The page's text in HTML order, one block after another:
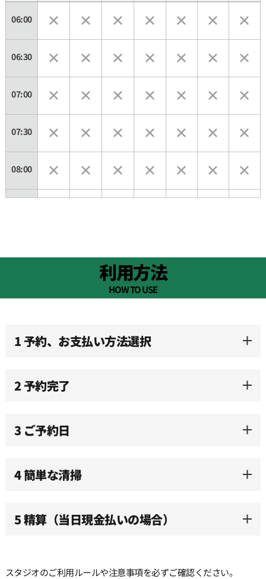
06:00
06:30
07:00
07:30
08:00
11:00
11:30
12:00
利用方法
HOW TO USE
1 予約、お支払い方法選択
2 予約完了
3 ご予約日
4 簡単な清掃
5 精算（当日現金払いの場合）
スタジオのご利用ルールや注意事項を必ずご確認ください。